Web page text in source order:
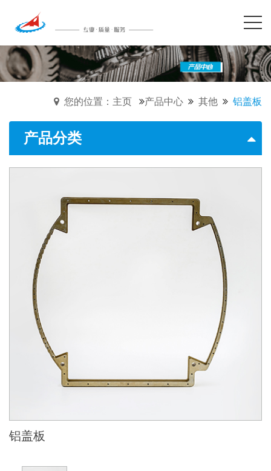
您的位置：主页 产品中心 其他 铝盖板
产品分类
铝盖板